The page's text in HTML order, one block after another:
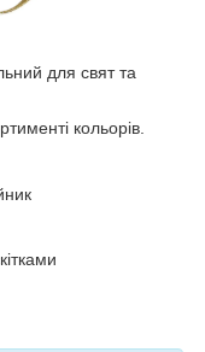
для свят та
кольорів.